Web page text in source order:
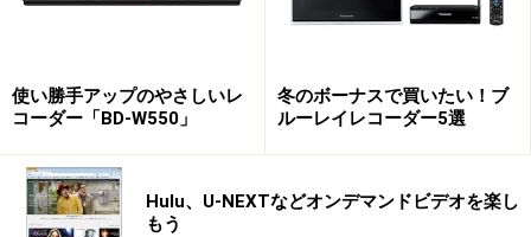
使い勝手アップのやさしいレ
コーダー「BD-W550」
冬のボーナスで買いたい！ブ
ルーレイレコーダー5選
Hulu、U-NEXTなどオンデマンドビデオを楽し
もう